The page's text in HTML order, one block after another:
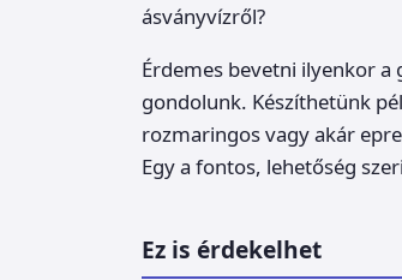
ásványvízről?
Érdemes bevetni ilyenkor
gondolunk. Készíthetünk
rozmaringos vagy akár
Egy a fontos, lehetőség
Ez is érdekelhet